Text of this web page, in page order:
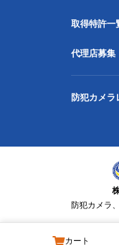
カート
取得特許一
代理店募集
防犯カメラ
防犯カメラ
© 3rd-eyes